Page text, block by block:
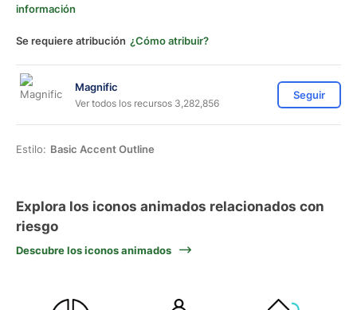
información
Se requiere atribución ¿Cómo atribuir?
Magnific
Ver todos los recursos 3,282,856
Seguir
Estilo: Basic Accent Outline
Explora los iconos animados relacionados con
riesgo
Descubre los iconos animados